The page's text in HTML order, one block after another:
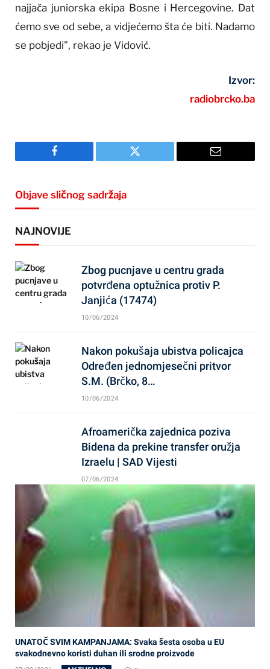
najjača juniorska ekipa Bosne i Hercegovine. Dat
ćemo sve od sebe, a vidjećemo šta će biti. Nadamo
se pobjedi”, rekao je Vidović.
Izvor:
radiobrcko.ba
Facebook Twitter Email
Objave sličnog sadržaja
NAJNOVIJE
Zbog pucnjave u centru grada
potvrđena optužnica protiv P.
Janjića (17474)
10/06/2024
Nakon pokušaja ubistva policajca
Određen jednomjesečni pritvor
S.M. (Brčko, 8…
10/06/2024
Afroamerička zajednica poziva
Bidena da prekine transfer oružja
Izraelu | SAD Vijesti
07/06/2024
UNATOČ SVIM KAMPANJAMA: Svaka šesta osoba u EU
svakodnevno koristi duhan ili srodne proizvode